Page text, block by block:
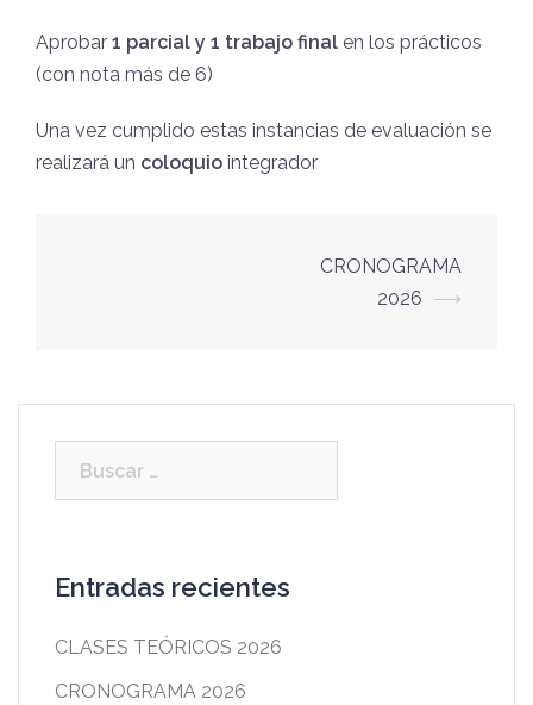
Aprobar 1 parcial y 1 trabajo final en los prácticos
(con nota más de 6)
Una vez cumplido estas instancias de evaluación se
realizará un coloquio integrador
CRONOGRAMA
2026
⟶
Entradas recientes
CLASES TEÓRICOS 2026
CRONOGRAMA 2026